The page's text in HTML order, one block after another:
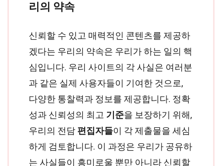
리의 약속
신뢰할 수 있고 매력적인 콘텐츠를 제공하
겠다는 우리의 약속은 우리가 하는 일의 핵
심입니다. 우리 사이트의 각 사실은 여러분
과 같은 실제 사용자들이 기여한 것으로,
다양한 통찰력과 정보를 제공합니다. 정확
성과 신뢰성의 최고 기준을 보장하기 위해,
우리의 전담 편집자들이 각 제출물을 세심
하게 검토합니다. 이 과정은 우리가 공유하
는 사실들이 흥미로울 뿐만 아니라 신뢰할